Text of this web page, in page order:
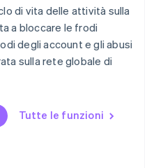
di vita delle attività sulla
a bloccare le frodi
degli account e gli abusi
sulla rete globale di
Tutte le funzioni